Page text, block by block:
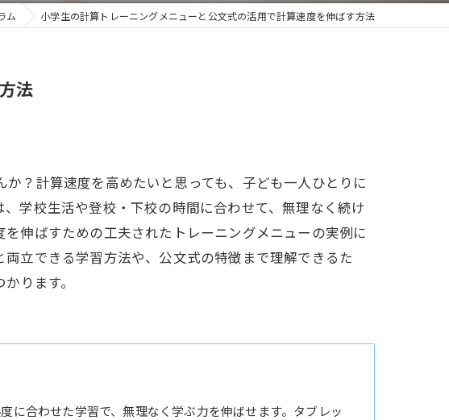
ム 小学生の計算トレーニングメニューと公文式の活用で計算速度を伸ばす方法
法
？計算速度を高めたいと思っても、子ども一人ひとりに
学校生活や登校・下校の時間に合わせて、無理なく続け
伸ばすための工夫されたトレーニングメニューの実例に
立できる学習方法や、公文式の特徴まで理解できるた
ります。
に合わせた学習で、無理なく学ぶ力を伸ばせます。タブレッ